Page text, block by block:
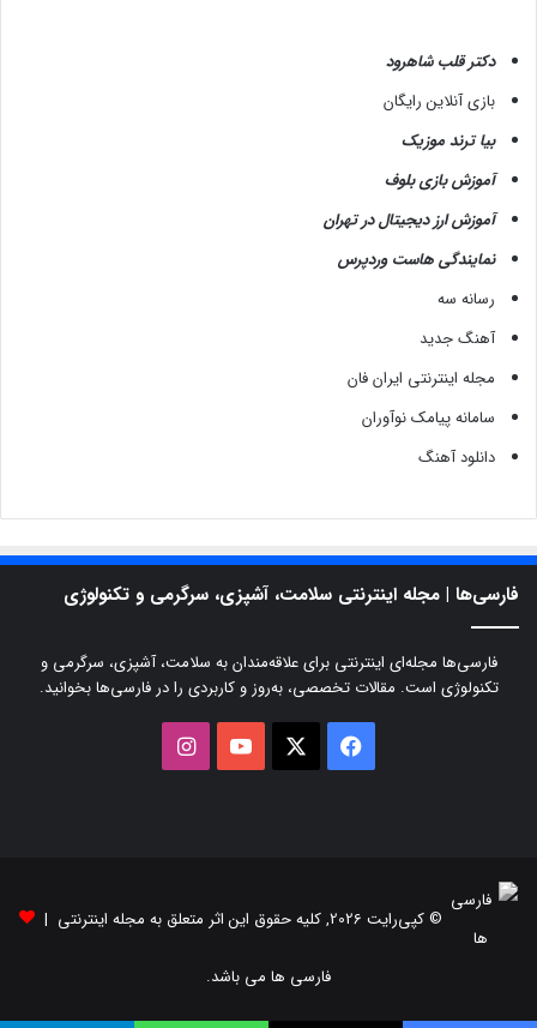
دکتر قلب شاهرود
بازی آنلاین رایگان
بیا ترند موزیک
آموزش بازی بلوف
آموزش ارز دیجیتال در تهران
نمایندگی هاست وردپرس
رسانه سه
آهنگ جدید
مجله اینترنتی ایران فان
سامانه پیامک نوآوران
دانلود آهنگ
فارسی‌ها | مجله اینترنتی سلامت، آشپزی، سرگرمی و تکنولوژی
فارسی‌ها مجله‌ای اینترنتی برای علاقه‌مندان به سلامت، آشپزی، سرگرمی و
تکنولوژی است. مقالات تخصصی، به‌روز و کاربردی را در فارسی‌ها بخوانید.
فیسبوک یوتیوب
© کپی‌رایت 2026, کلیه حقوق این اثر متعلق به مجله اینترنتی |
فارسی ها می باشد.